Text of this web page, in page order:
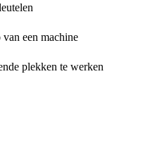
een machine
plekken te werken